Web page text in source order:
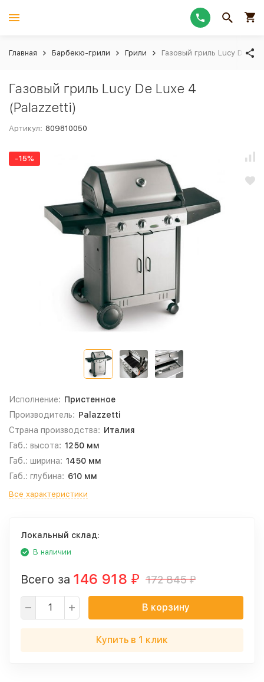
Главная Барбекю-грили Грили Газовый гриль Lucy De
Газовый гриль Lucy De Luxe 4
(Рalazzetti)
Артикул: 809810050
-15%
Исполнение: Пристенное
Производитель: Palazzetti
Страна производства: Италия
Габ.: высота: 1250 мм
Габ.: ширина: 1450 мм
Габ.: глубина: 610 мм
Все характеристики
Локальный склад:
В наличии
Всего за 146 918 ₽ 172 845₽
В корзину
Купить в 1 клик